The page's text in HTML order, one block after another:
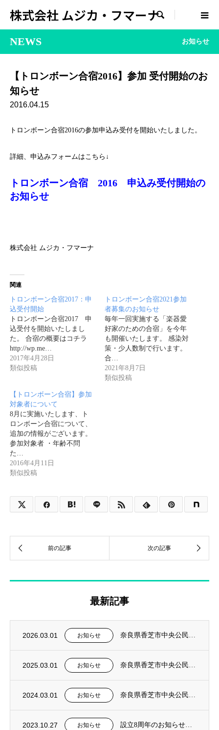
株式会社 ムジカ・フマーナ
NEWS お知らせ
【トロンボーン合宿2016】参加 受付開始のお
知らせ
2016.04.15
トロンボーン合宿2016の参加申込み受付を開始いたしました。
詳細、申込みフォームはこちら↓
トロンボーン合宿 2016 申込み受付開始の
お知らせ
株式会社 ムジカ・フマーナ
関連
トロンボーン合宿2017：申
込受付開始
トロンボーン合宿2017 申
込受付を開始いたしまし
た。 合宿の概要はコチラ
http://wp.me…
2017年4月28日
類似投稿
トロンボーン合宿2021参加
者募集のお知らせ
毎年一回実施する「楽器愛
好家のための合宿」を今年
も開催いたします。 感染対
策・少人数制で行います。
合…
2021年8月7日
類似投稿
【トロンボーン合宿】参加
対象者について
8月に実施いたします、ト
ロンボーン合宿について、
追加の情報がございます。
参加対象者 ・年齢不問
た…
2016年4月11日
類似投稿
最新記事
2026.03.01 お知らせ 奈良県香芝市中央公民館 社会教育事業 2026年前期 韓国語入門講座を担当
2025.03.01 お知らせ 奈良県香芝市中央公民館 社会教育事業 2025年前期 韓国語入門講座を担当
2024.03.01 お知らせ 奈良県香芝市中央公民館 社会教育事業 2024年前期 韓国語入門講座を担当
2023.10.27 お知らせ 設立8周年のお知らせと新たなる方針について